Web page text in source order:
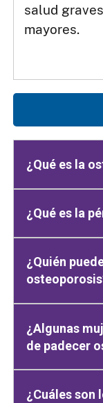
salud
mayores.
¿Qué es la
¿Qué es la
¿Quién
¿Algunas
de padecer
¿Cuáles son